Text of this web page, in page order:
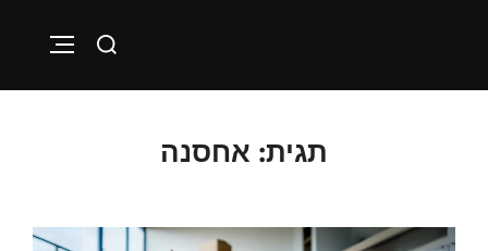
Search
תגית: אחסנה